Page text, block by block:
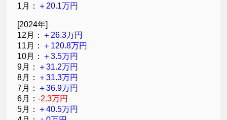
1月： ＋20.1万円
[2024年]
12月： ＋26.3万円
11月： ＋120.8万円
10月： ＋3.5万円
9月： ＋31.2万円
8月： ＋31.3万円
7月： ＋36.9万円
6月：-2.3万円
5月： ＋40.5万円